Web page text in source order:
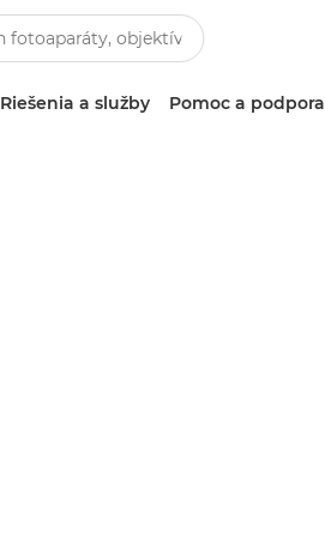
Riešenia a služby Pomoc a podpora